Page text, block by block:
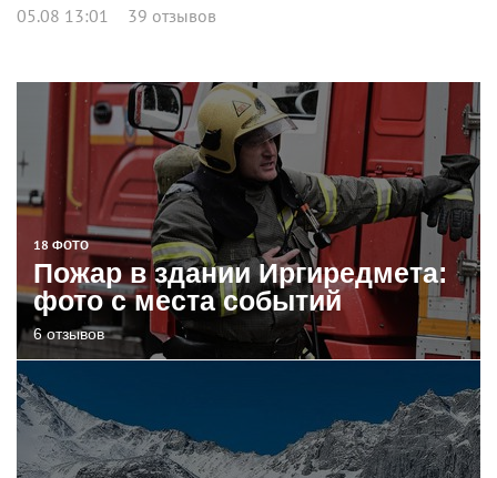
05.08 13:01 39 отзывов
18 ФОТО
Пожар в здании Иргиредмета:
фото с места событий
6 отзывов